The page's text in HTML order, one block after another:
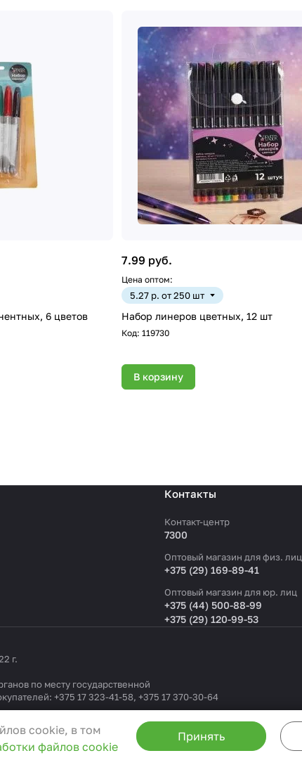
6 цветов
7.99 руб.
Цена оптом:
5.27 р. от 250 шт
Набор линеров цветных, 12 шт
Код: 119730
В корзину
Контакты
Контакт-центр
7300
Оптовый магазин для физ. лиц
+375 (29) 169-89-41
Оптовый магазин для юр. лиц
+375 (44) 500-88-99
+375 (29) 120-99-53
г.
по месту государственной
+375 17 323-41-58, +375 17 370-30-64
cookie, в том
файлов cookie
Принять